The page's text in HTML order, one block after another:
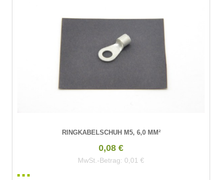
RINGKABELSCHUH M5, 6,0 MM²
0,08 €
MwSt.-Betrag: 0,01 €